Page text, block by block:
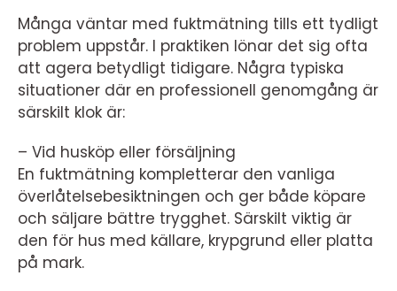
Många väntar med fuktmätning tills ett tydligt
problem uppstår. I praktiken lönar det sig ofta
att agera betydligt tidigare. Några typiska
situationer där en professionell genomgång är
särskilt klok är:
– Vid husköp eller försäljning
En fuktmätning kompletterar den vanliga
överlåtelsebesiktningen och ger både köpare
och säljare bättre trygghet. Särskilt viktig är
den för hus med källare, krypgrund eller platta
på mark.